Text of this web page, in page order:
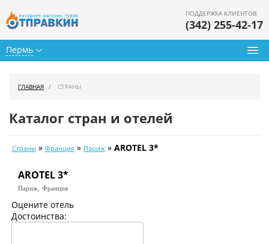
Пермь
ПОДДЕРЖКА КЛИЕНТОВ
(342) 255-42-17
Календарь туров
Цены дня
Страны
ГЛАВНАЯ СТРАНЫ
Каталог стран и отелей
Страны » Франция » Париж » AROTEL 3*
AROTEL 3*
Париж, Франция
Оцените отель
Достоинства: